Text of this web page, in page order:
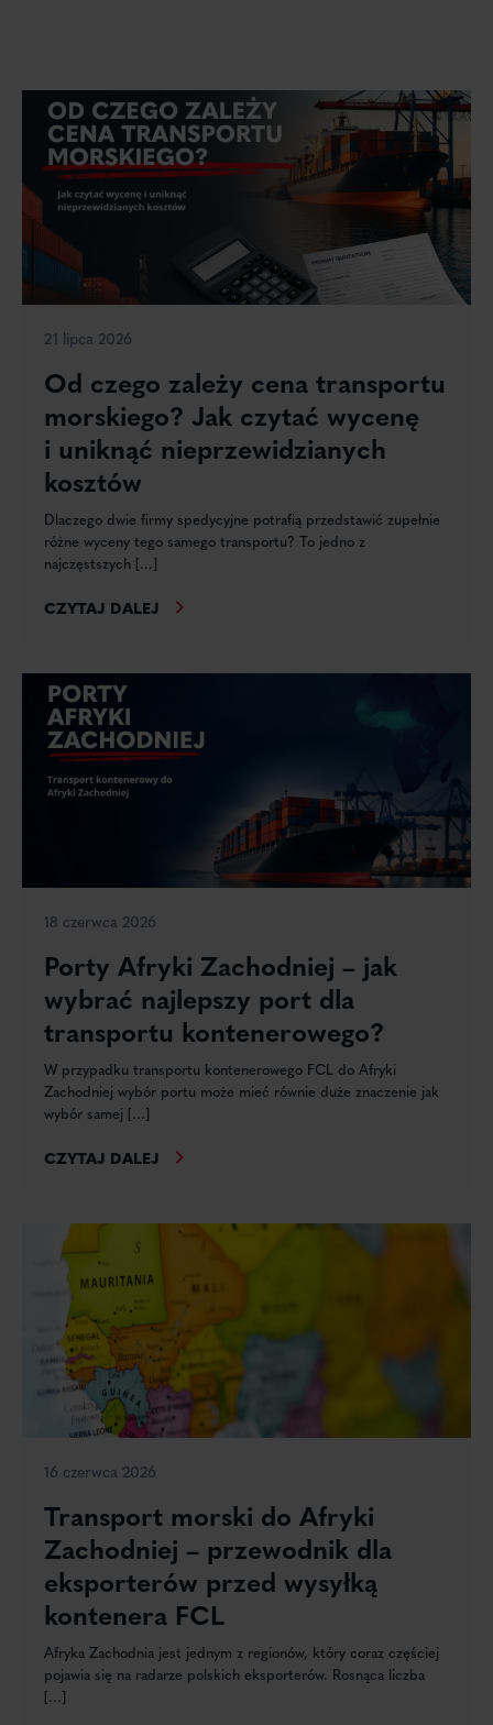
21 lipca 2026
Od czego zależy cena transportu
morskiego? Jak czytać wycenę
i uniknąć nieprzewidzianych
kosztów
Dlaczego dwie firmy spedycyjne potrafią przedstawić zupełnie
różne wyceny tego samego transportu? To jedno z
najczęstszych [...]
CZYTAJ DALEJ
18 czerwca 2026
Porty Afryki Zachodniej – jak
wybrać najlepszy port dla
transportu kontenerowego?
W przypadku transportu kontenerowego FCL do Afryki
Zachodniej wybór portu może mieć równie duże znaczenie jak
wybór samej [...]
CZYTAJ DALEJ
16 czerwca 2026
Transport morski do Afryki
Zachodniej – przewodnik dla
eksporterów przed wysyłką
kontenera FCL
Afryka Zachodnia jest jednym z regionów, który coraz częściej
pojawia się na radarze polskich eksporterów. Rosnąca liczba
[...]